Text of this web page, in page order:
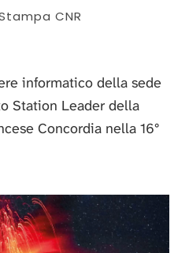
CNR
informatico della sede
Station Leader della
Concordia nella 16°